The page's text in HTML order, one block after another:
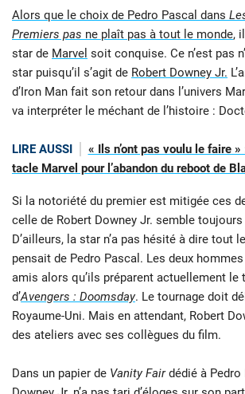
Alors que le choix de Pedro Pascal dans
Premiers pas ne plaît pas à tout le monde,
star de Marvel soit conquise. Ce n’est pas
star puisqu’il s’agit de Robert Downey Jr.
d’Iron Man fait son retour dans l’univers
va interpréter le méchant de l’histoire :
LIRE AUSSI
« Ils n’ont pas voulu le faire
tacle Marvel pour l’abandon du reboot de
Si la notoriété du premier est mitigée ces
celle de Robert Downey Jr. semble toujours
D’ailleurs, la star n’a pas hésité à dire tout
pensait de Pedro Pascal. Les deux
amis alors qu’ils préparent actuellement le
d’Avengers : Doomsday. Le tournage doit
Royaume-Uni. Mais en attendant, Robert
des ateliers avec ses collègues du film.
Dans un papier de Vanity Fairdédié à Pedro